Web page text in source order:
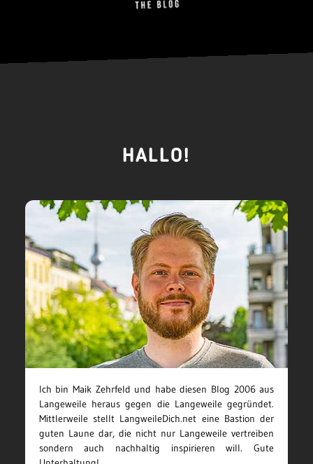
HALLO!
Ich bin Maik Zehrfeld und habe diesen Blog 2006 aus
Langeweile heraus gegen die Langeweile gegründet.
Mittlerweile stellt LangweileDich.net eine Bastion der
guten Laune dar, die nicht nur Langeweile vertreiben
sondern auch nachhaltig inspirieren will. Gute